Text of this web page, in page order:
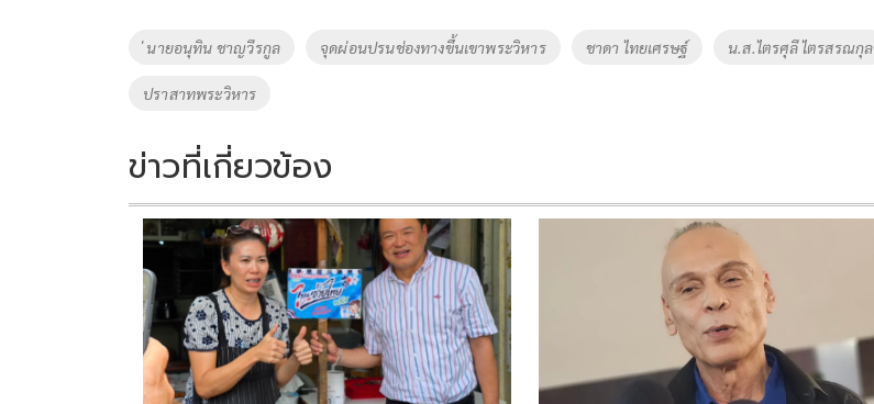
o
k
Li
Tags
่ นายอนุทิน ชาญวีรกูล จุดผ่อนปรนช่องทางขึ้นเขาพระวิหาร ชาดา ไทยเศรษฐ์ น.ส.ไตรศุลี ไตรสรณกุล
ปราสาทพระวิหาร
ข่าวที่เกี่ยวข้อง